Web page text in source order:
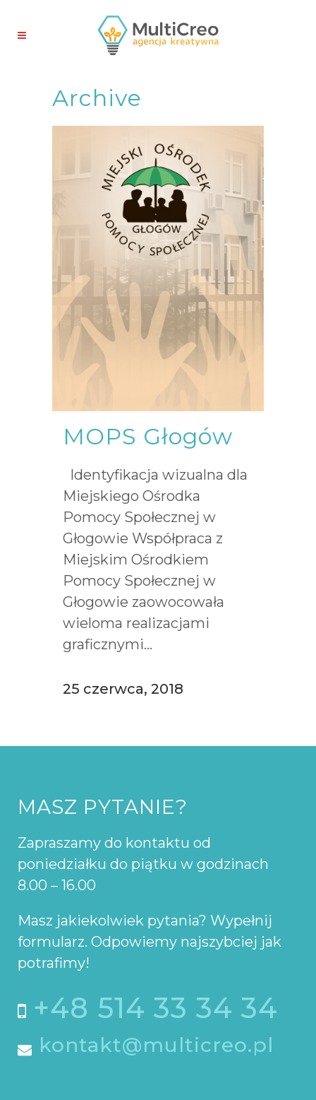
Archive
MOPS Głogów
Identyfikacja wizualna dla
Miejskiego Ośrodka
Pomocy Społecznej w
Głogowie Współpraca z
Miejskim Ośrodkiem
Pomocy Społecznej w
Głogowie zaowocowała
wieloma realizacjami
graficznymi...
25 czerwca, 2018
MASZ PYTANIE?
Zapraszamy do kontaktu od
poniedziałku do piątku w godzinach
8.00 – 16.00
Masz jakiekolwiek pytania? Wypełnij
formularz. Odpowiemy najszybciej jak
potrafimy!
+48 514 33 34 34
kontakt@multicreo.pl